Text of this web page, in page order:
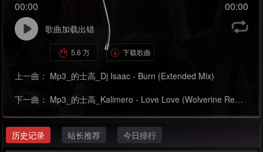
5.6 万 下载歌曲
00:00 00:00
歌曲加载出错
上一曲： Mp3_的士高_Dj Isaac - Burn (Extended Mix)
下一曲： Mp3_的士高_Kalimero - Love Love (Wolverine Remix )
历史记录 站长推荐 今日排行